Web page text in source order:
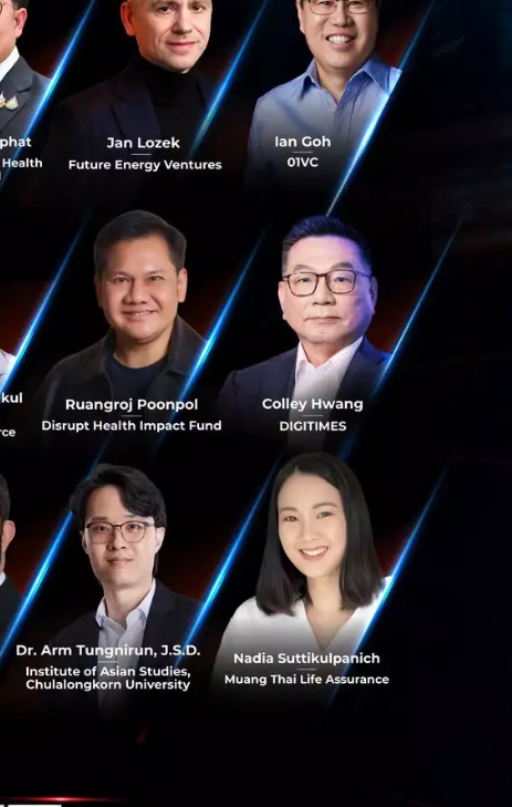
งรับข้อความได้มาก
าง DALL-E 3 ก็จะ
ภาพได้มากถึง 100
งจากนั้นจะพร้อม
พื่อยกระดับขีดความ